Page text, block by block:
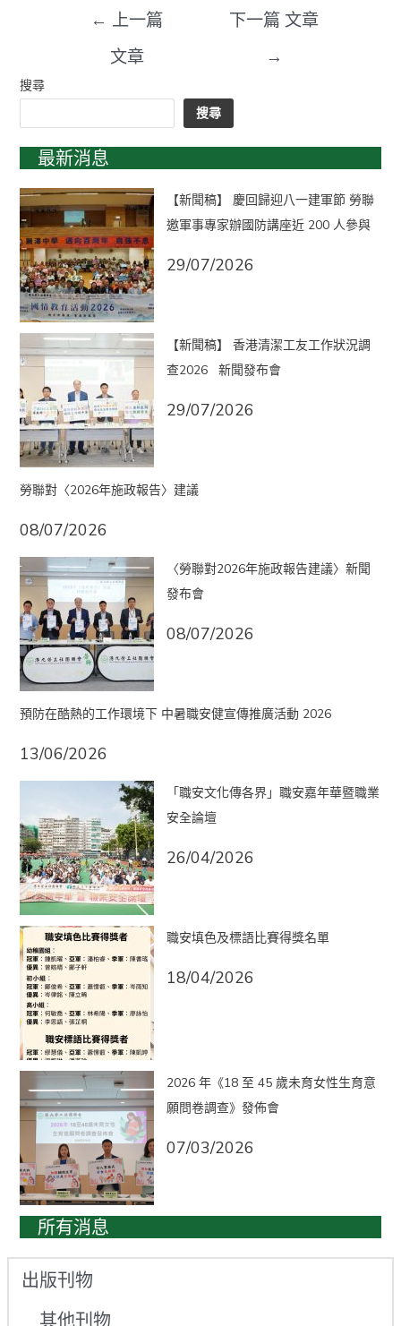
← 上一篇
文章
下一篇 文章
→
搜尋
搜尋
最新消息
【新聞稿】 慶回歸迎八一建軍節 勞聯
邀軍事專家辦國防講座近 200 人參與
29/07/2026
【新聞稿】 香港清潔工友工作狀況調
查2026 新聞發布會
29/07/2026
勞聯對〈2026年施政報告〉建議
08/07/2026
〈勞聯對2026年施政報告建議〉新聞
發布會
08/07/2026
預防在酷熱的工作環境下 中暑職安健宣傳推廣活動 2026
13/06/2026
「職安文化傳各界」職安嘉年華暨職業
安全論壇
26/04/2026
職安填色及標語比賽得獎名單
18/04/2026
2026 年《18 至 45 歲未育女性生育意
願問卷調查》發佈會
07/03/2026
所有消息
出版刊物